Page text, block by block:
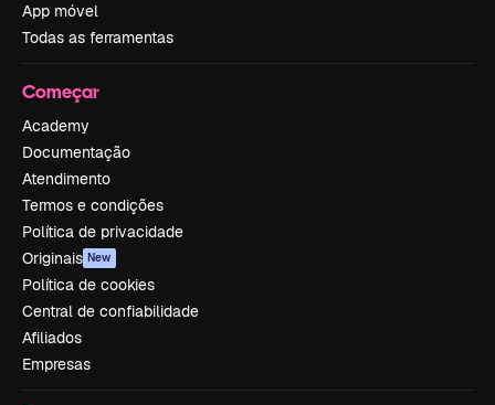
App móvel
Todas as ferramentas
Começar
Academy
Documentação
Atendimento
Termos e condições
Política de privacidade
Originais New
Política de cookies
Central de confiabilidade
Afiliados
Empresas